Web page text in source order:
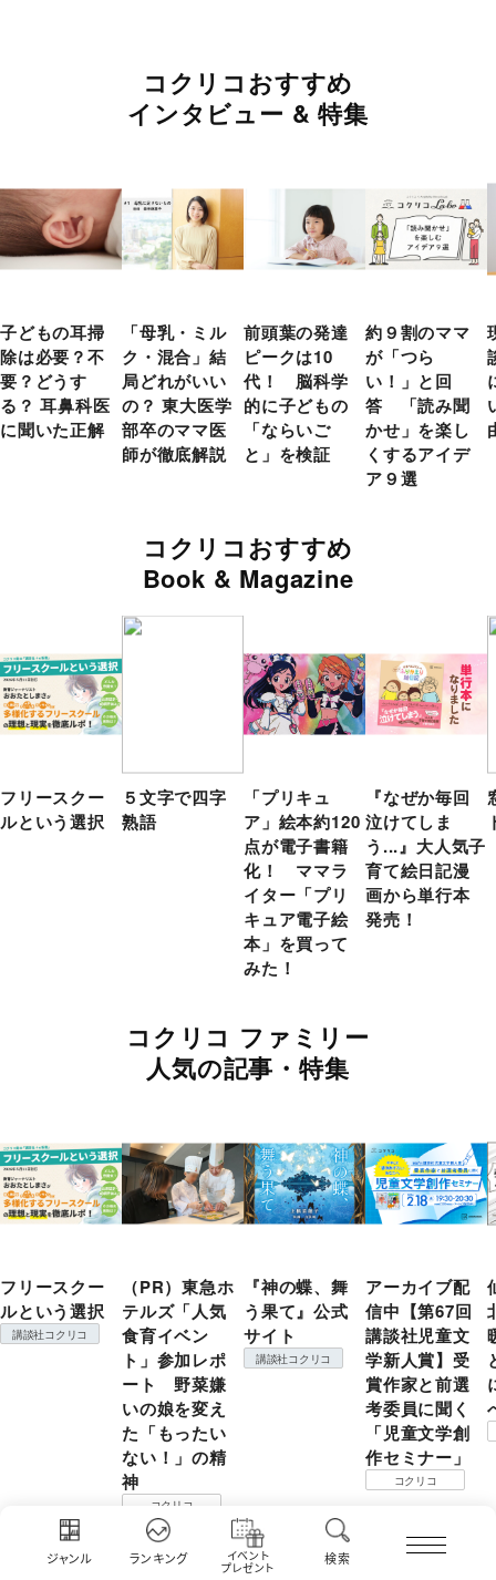
ジャンル ランキング イベント
プレゼント
検索
コクリコおすすめ
インタビュー & 特集
子どもの耳掃
除は必要？不
要？どうす
る？ 耳鼻科医
に聞いた正解
「母乳・ミル
ク・混合」結
局どれがいい
の？ 東大医学
部卒のママ医
師が徹底解説
前頭葉の発達
ピークは10
代！ 脳科学
的に子どもの
「ならいご
と」を検証
約９割のママ
が「つら
い！」と回
答 「読み聞
かせ」を楽し
くするアイデ
ア９選
コクリコおすすめ
Book & Magazine
フリースクー
ルという選択
５文字で四字
熟語
「プリキュ
ア」絵本約120
点が電子書籍
化！ ママラ
イター「プリ
キュア電子絵
本」を買って
みた！
『なぜか毎回
泣けてしま
う...』大人気子
育て絵日記漫
画から単行本
発売！
コクリコ ファミリー
人気の記事・特集
フリースクー
ルという選択
講談社コクリコ
（PR）東急ホ
テルズ「人気
食育イベン
ト」参加レポ
ート 野菜嫌
いの娘を変え
た「もったい
ない！」の精
神
コクリコ
『神の蝶、舞
う果て』公式
サイト
講談社コクリコ
アーカイブ配
信中【第67回
講談社児童文
学新人賞】受
賞作家と前選
考委員に聞く
「児童文学創
作セミナー」
コクリコ